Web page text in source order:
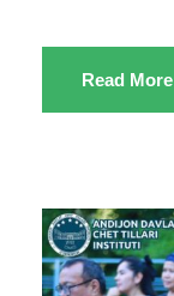
Read More